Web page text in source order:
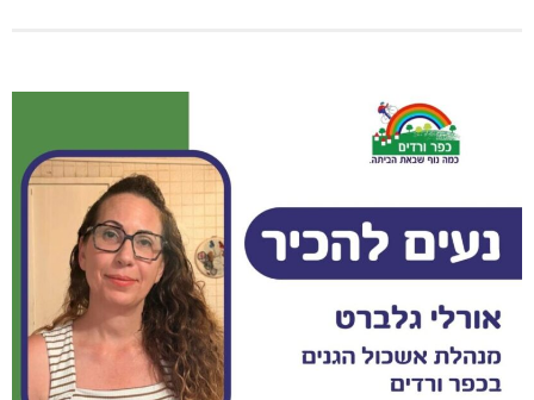
נהריה: נתפסו מאות אלפי שקלים ומט"ח